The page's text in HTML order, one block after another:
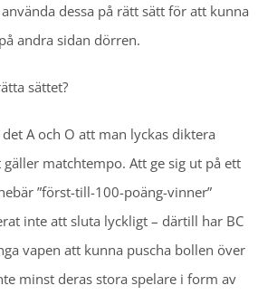
dessa på rätt sätt för att kunna
andra sidan dörren.
sättet?
A och O att man lyckas diktera
matchtempo. Att ge sig ut på ett
”först-till-100-poäng-vinner”
inte att sluta lyckligt – därtill har BC
vapen att kunna puscha bollen över
minst deras stora spelare i form av